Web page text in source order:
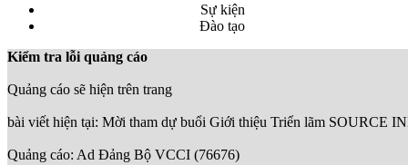
Sự kiện
Đào tạo
Kiểm tra lỗi quảng cáo
Quảng cáo sẽ hiện trên trang
bài viết hiện tại: Mời tham dự buổi Giới thiệu Triển lãm SOURCE
Quảng cáo: Ad Đảng Bộ VCCI (76676)